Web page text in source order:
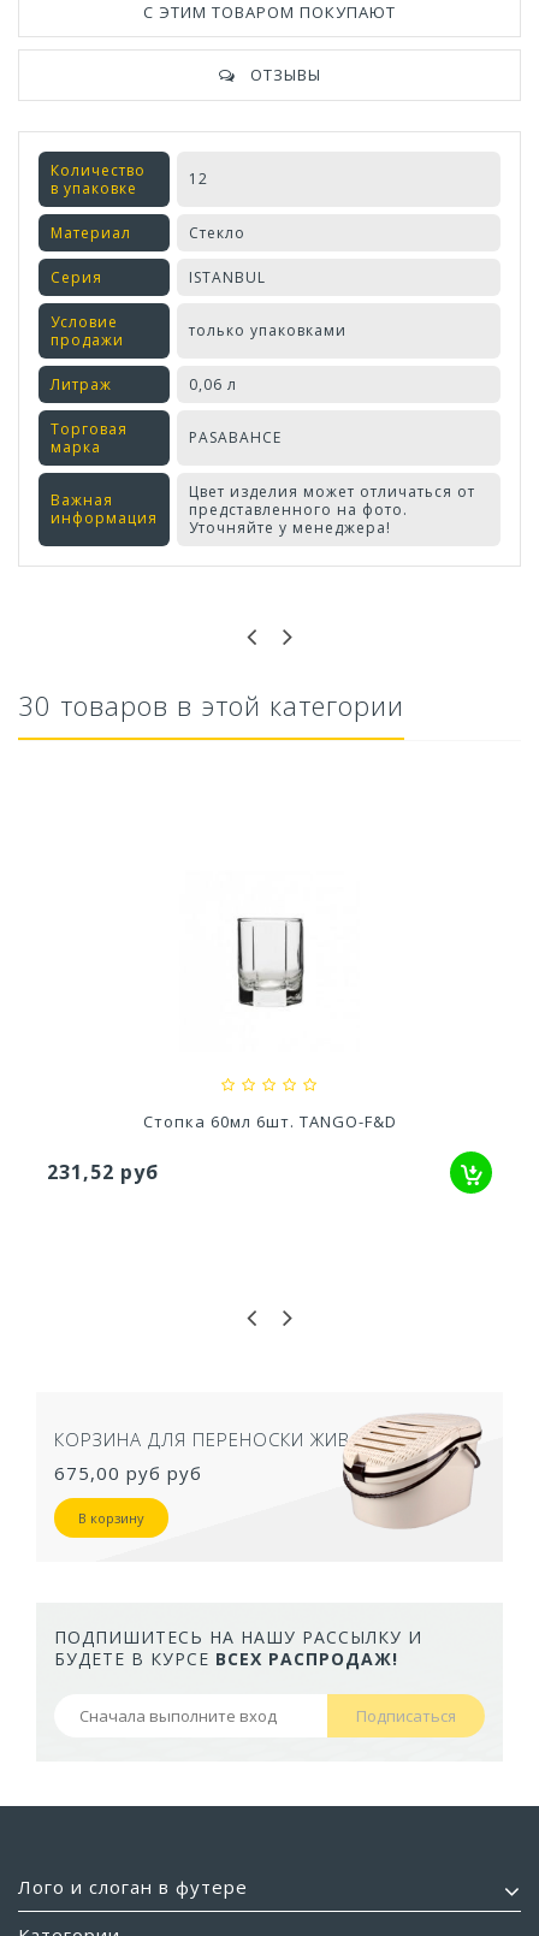
С ЭТИМ ТОВАРОМ ПОКУПАЮТ
ОТЗЫВЫ
Количество
в упаковке
12
Материал Стекло
Серия ISTANBUL
Условие
продажи
только упаковками
Литраж 0,06 л
Торговая
марка
PASABAHCE
Важная
информация
Цвет изделия может отличаться от
представленного на фото.
Уточняйте у менеджера!
Кашпо Грация прайм (1,3л) Цв. Антрацит...
529,52 руб
30 товаров в этой категории
Стопка 60мл 6шт.
КОРЗИНА ДЛЯ ПЕРЕНОСКИ ЖИВОТНЫХ
675,00 руб руб
В корзину
ПОДПИШИТЕСЬ НА НАШУ РАССЫЛКУ И
БУДЕТЕ В КУРСЕ ВСЕХ РАСПРОДАЖ!
Подписаться
Лого и слоган в футере